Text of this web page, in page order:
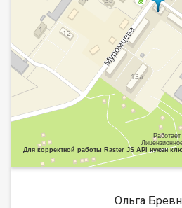
Для корректной работы Raster JS API нужен
Ольга